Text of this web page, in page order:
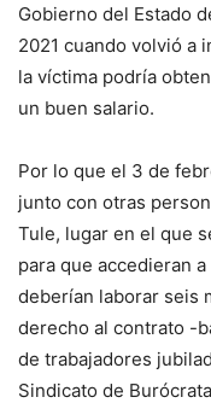
Gobierno del Estado
2021 cuando volvió a
la víctima podría
un buen salario.
Por lo que el 3 de
junto con otras
Tule, lugar en el que
para que accedieran
deberían laborar seis
derecho al contrato -
de trabajadores
Sindicato de